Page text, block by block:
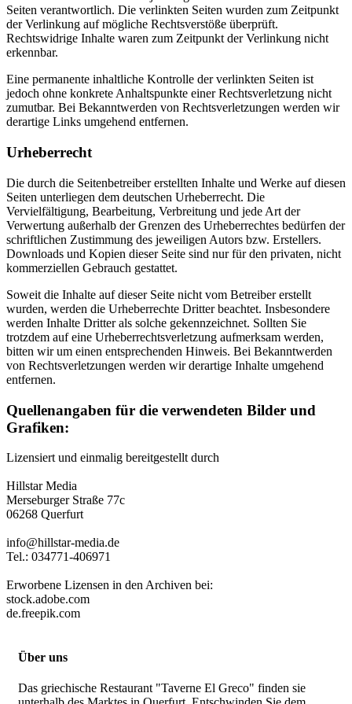
Seiten verantwortlich. Die verlinkten Seiten wurden zum Zeitpunkt
der Verlinkung auf mögliche Rechtsverstöße überprüft.
Rechtswidrige Inhalte waren zum Zeitpunkt der Verlinkung nicht
erkennbar.
Eine permanente inhaltliche Kontrolle der verlinkten Seiten ist
jedoch ohne konkrete Anhaltspunkte einer Rechtsverletzung nicht
zumutbar. Bei Bekanntwerden von Rechtsverletzungen werden wir
derartige Links umgehend entfernen.
Urheberrecht
Die durch die Seitenbetreiber erstellten Inhalte und Werke auf diesen
Seiten unterliegen dem deutschen Urheberrecht. Die
Vervielfältigung, Bearbeitung, Verbreitung und jede Art der
Verwertung außerhalb der Grenzen des Urheberrechtes bedürfen der
schriftlichen Zustimmung des jeweiligen Autors bzw. Erstellers.
Downloads und Kopien dieser Seite sind nur für den privaten, nicht
kommerziellen Gebrauch gestattet.
Soweit die Inhalte auf dieser Seite nicht vom Betreiber erstellt
wurden, werden die Urheberrechte Dritter beachtet. Insbesondere
werden Inhalte Dritter als solche gekennzeichnet. Sollten Sie
trotzdem auf eine Urheberrechtsverletzung aufmerksam werden,
bitten wir um einen entsprechenden Hinweis. Bei Bekanntwerden
von Rechtsverletzungen werden wir derartige Inhalte umgehend
entfernen.
Quellenangaben für die verwendeten Bilder und
Grafiken:
Lizensiert und einmalig bereitgestellt durch
Hillstar Media
Merseburger Straße 77c
06268 Querfurt
info@hillstar-media.de
Tel.: 034771-406971
Erworbene Lizensen in den Archiven bei:
stock.adobe.com
de.freepik.com
Über uns
Das griechische Restaurant "Taverne El Greco" finden sie